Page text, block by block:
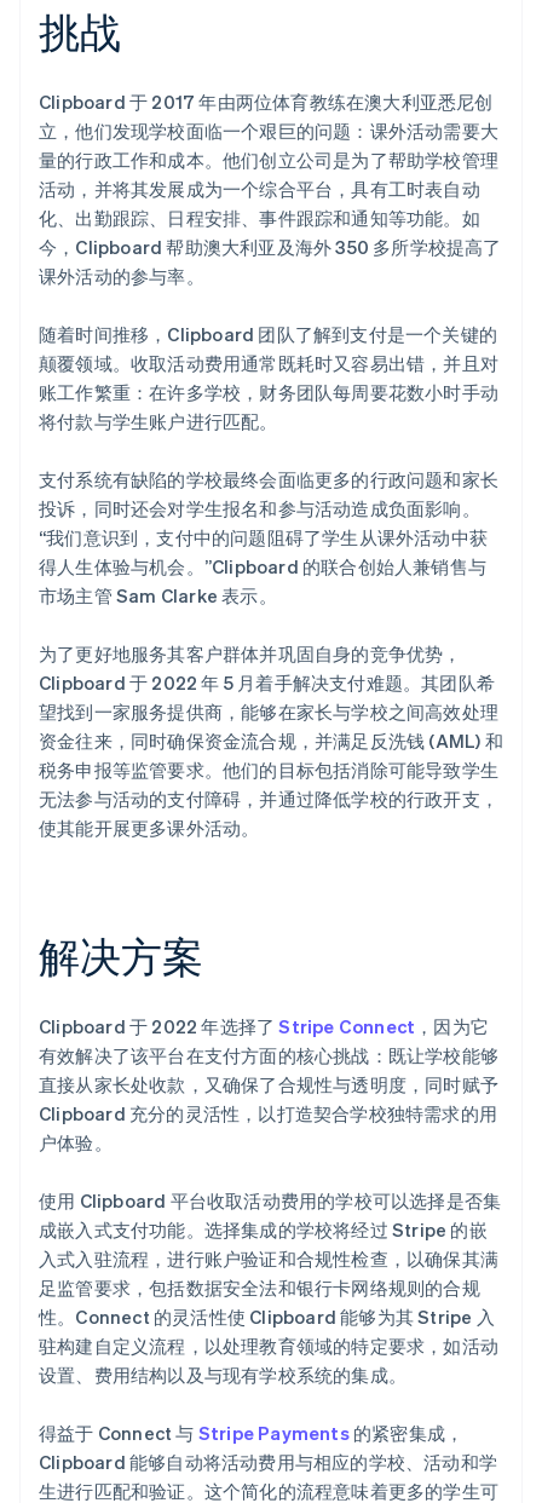
挑战
Clipboard 于 2017 年由两位体育教练在澳大利亚悉尼创
立，他们发现学校面临一个艰巨的问题：课外活动需要大
量的行政工作和成本。他们创立公司是为了帮助学校管理
活动，并将其发展成为一个综合平台，具有工时表自动
化、出勤跟踪、日程安排、事件跟踪和通知等功能。如
今，Clipboard 帮助澳大利亚及海外 350 多所学校提高了
课外活动的参与率。
随着时间推移，Clipboard 团队了解到支付是一个关键的
颠覆领域。收取活动费用通常既耗时又容易出错，并且对
账工作繁重：在许多学校，财务团队每周要花数小时手动
将付款与学生账户进行匹配。
支付系统有缺陷的学校最终会面临更多的行政问题和家长
投诉，同时还会对学生报名和参与活动造成负面影响。
“我们意识到，支付中的问题阻碍了学生从课外活动中获
得人生体验与机会。”Clipboard 的联合创始人兼销售与
市场主管 Sam Clarke 表示。
为了更好地服务其客户群体并巩固自身的竞争优势，
Clipboard 于 2022 年 5 月着手解决支付难题。其团队希
望找到一家服务提供商，能够在家长与学校之间高效处理
资金往来，同时确保资金流合规，并满足反洗钱 (AML) 和
税务申报等监管要求。他们的目标包括消除可能导致学生
无法参与活动的支付障碍，并通过降低学校的行政开支，
使其能开展更多课外活动。
解决方案
Clipboard 于 2022 年选择了Stripe Connect ，因为它
有效解决了该平台在支付方面的核心挑战：既让学校能够
直接从家长处收款，又确保了合规性与透明度，同时赋予
Clipboard 充分的灵活性，以打造契合学校独特需求的用
户体验。
使用 Clipboard 平台收取活动费用的学校可以选择是否集
成嵌入式支付功能。选择集成的学校将经过 Stripe 的嵌
入式入驻流程，进行账户验证和合规性检查，以确保其满
足监管要求，包括数据安全法和银行卡网络规则的合规
性。Connect 的灵活性使 Clipboard 能够为其 Stripe 入
驻构建自定义流程，以处理教育领域的特定要求，如活动
设置、费用结构以及与现有学校系统的集成。
得益于 Connect 与 Stripe Payments的紧密集成，
Clipboard 能够自动将活动费用与相应的学校、活动和学
生进行匹配和验证。这个简化的流程意味着更多的学生可